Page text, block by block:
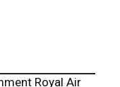
Royal Air